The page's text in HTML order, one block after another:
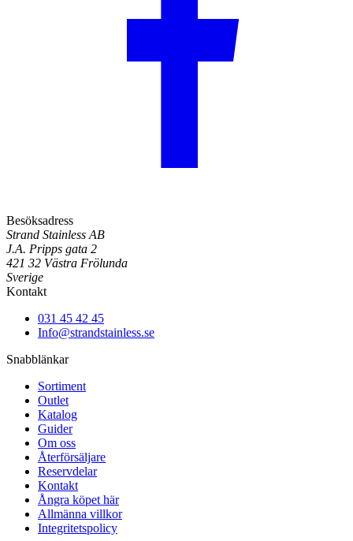
Besöksadress
Strand Stainless AB
J.A. Pripps gata 2
421 32 Västra Frölunda
Sverige
Kontakt
031 45 42 45
Info@strandstainless.se
Snabblänkar
Sortiment
Outlet
Katalog
Guider
Om oss
Återförsäljare
Reservdelar
Kontakt
Ångra köpet här
Allmänna villkor
Integritetspolicy